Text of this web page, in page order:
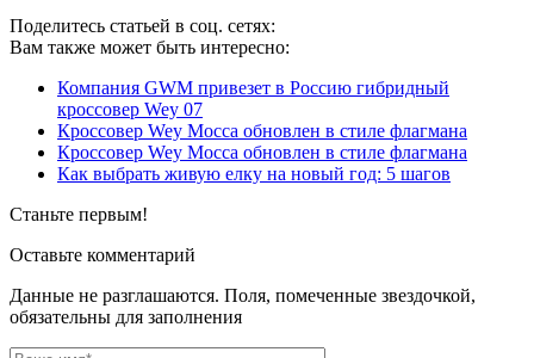
Поделитесь статьей в соц. сетях:
Вам также может быть интересно:
Компания GWM привезет в Россию гибридный
кроссовер Wey 07
Кроссовер Wey Mocca обновлен в стиле флагмана
Кроссовер Wey Mocca обновлен в стиле флагмана
Как выбрать живую елку на новый год: 5 шагов
Станьте первым!
Оставьте комментарий
Данные не разглашаются. Поля, помеченные звездочкой,
обязательны для заполнения